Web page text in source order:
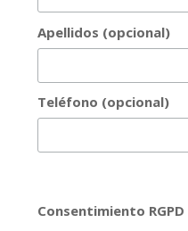
Apellidos (opcional)
Teléfono (opcional)
Consentimiento RGPD